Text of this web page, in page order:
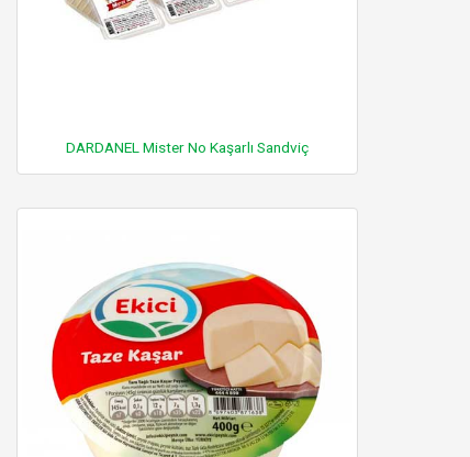
DARDANEL Mister No Kaşarlı Sandviç